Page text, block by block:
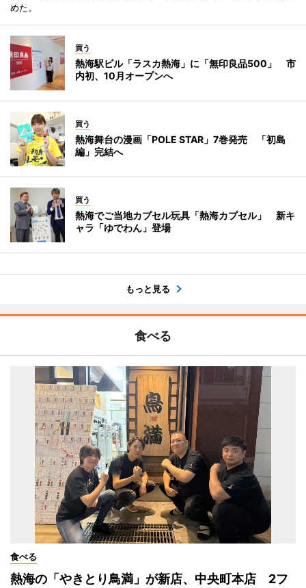
めた。
買う
熱海駅ビル「ラスカ熱海」に「無印良品500」 市
内初、10月オープンへ
買う
熱海舞台の漫画「POLE STAR」7巻発売 「初島
編」完結へ
買う
熱海でご当地カプセル玩具「熱海カプセル」 新キ
ャラ「ゆでわん」登場
もっと見る
食べる
食べる
熱海の「やきとり鳥満」が新店、中央町本店 2フ